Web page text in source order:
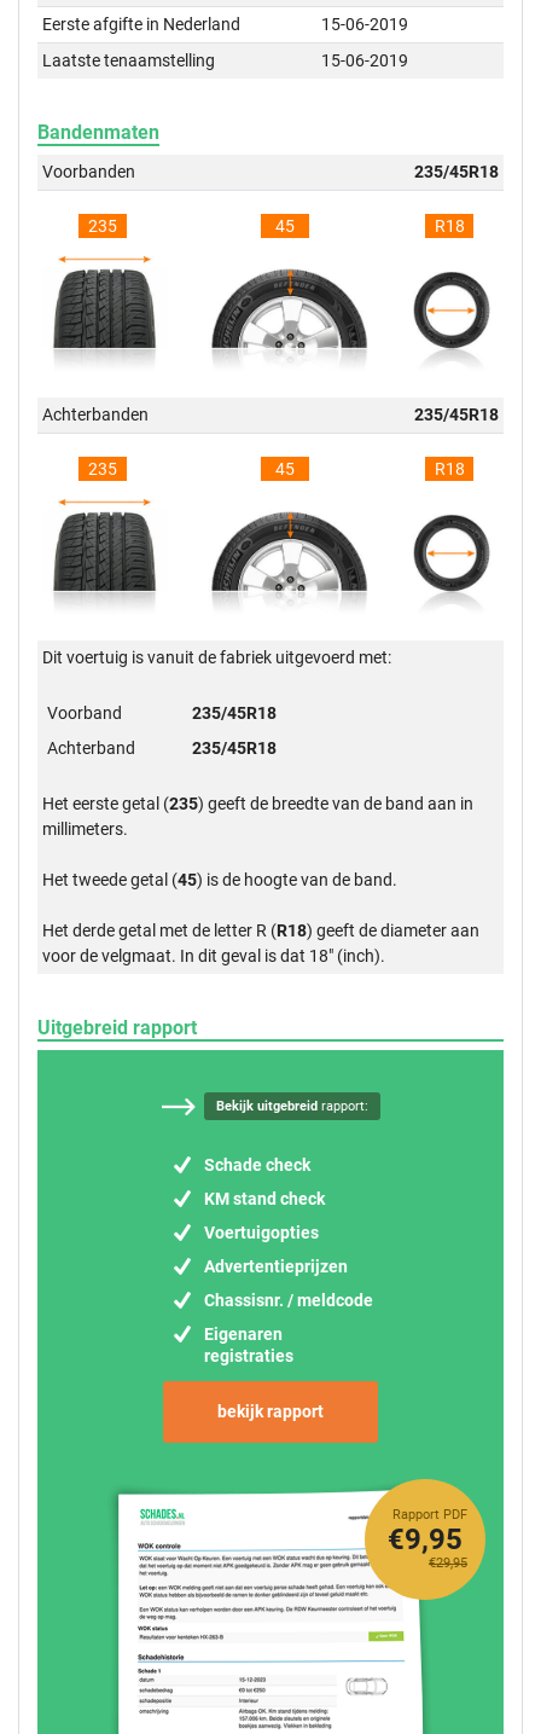
Eerste afgifte in Nederland
15-06-2019
Laatste tenaamstelling
15-06-2019
Bandenmaten
Voorbanden 235/45R18
235 45 R18
Achterbanden 235/45R18
235 45 R18
Dit voertuig is vanuit de fabriek uitgevoerd met:
Voorband
235/45R18
Achterband
235/45R18
Het eerste getal (235) geeft de breedte van de band aan in
millimeters.
Het tweede getal (45) is de hoogte van de band.
Het derde getal met de letter R (R18) geeft de diameter aan
voor de velgmaat. In dit geval is dat 18" (inch).
Uitgebreid rapport
Bekijk uitgebreid rapport:
Schade check
KM stand check
Voertuigopties
Advertentieprijzen
Chassisnr. / meldcode
Eigenaren
registraties
bekijk rapport
Rapport PDF
€29,95
€9,95